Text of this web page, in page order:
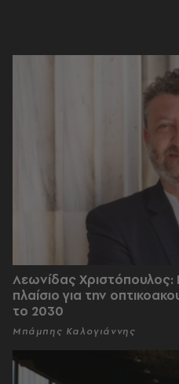
Λεωνίδας Χριστόπουλος:
πλαίσιο για την
το 2030
Μπάμπης Καλογιάννης